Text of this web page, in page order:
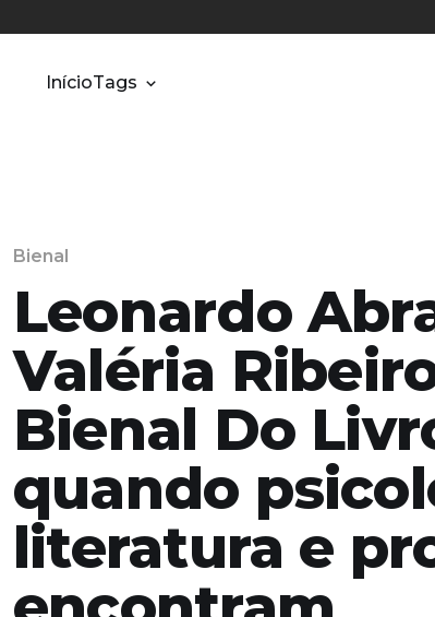
InícioTags
Bienal
Leonardo
Valéria
Bienal Do
quando
literatura e